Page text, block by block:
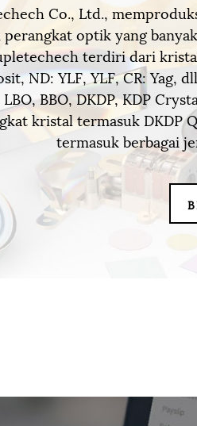
Co., Ltd.,
perangkat optik yang
terdiri dari
ND: YLF, YLF, CR: Yag,
LBO, BBO, DKDP, KDP
kristal termasuk DKDP
termasuk berbagai